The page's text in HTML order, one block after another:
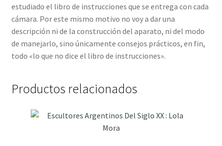
estudiado el libro de instrucciones que se entrega con cada
cámara. Por este mismo motivo no voy a dar una
descripción ni de la construcción del aparato, ni del modo
de manejarlo, sino únicamente consejos prácticos, en fin,
todo «lo que no dice el libro de instrucciones».
Productos relacionados